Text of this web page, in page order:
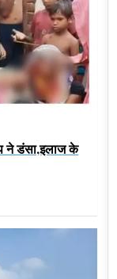
ने डंसा,इलाज के